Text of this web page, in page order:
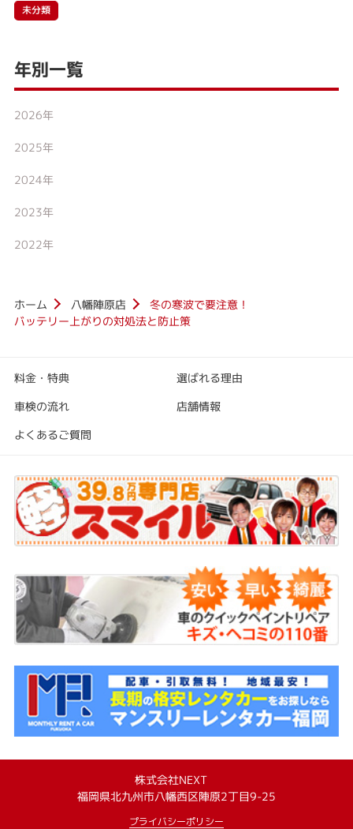
未分類
年別一覧
2026年
2025年
2024年
2023年
2022年
ホーム 八幡陣原店 冬の寒波で要注意！
バッテリー上がりの対処法と防止策
料金・特典 選ばれる理由
車検の流れ 店舗情報
よくあるご質問
株式会社NEXT
福岡県北九州市八幡西区陣原2丁目9-25
プライバシーポリシー